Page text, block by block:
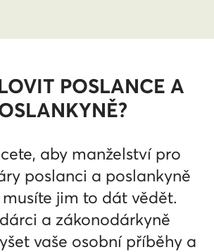
POSLANCE A
aby manželství pro
poslanci a poslankyně
jim to dát vědět.
a zákonodárkyně
vaše osobní příběhy a